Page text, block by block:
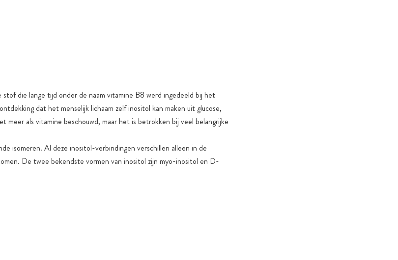
Toegevoegde suiker & zoetstoffen: alleen als dit nodig is om
functionele of product specifieke redenen
die lange tijd onder de naam vitamine B8 werd ingedeeld bij het
dat het menselijk lichaam zelf inositol kan maken uit glucose,
meer als vitamine beschouwd, maar het is betrokken bij veel belangrijke
isomeren. Al deze inositol-verbindingen verschillen alleen in de
De twee bekendste vormen van inositol zijn myo-inositol en D-